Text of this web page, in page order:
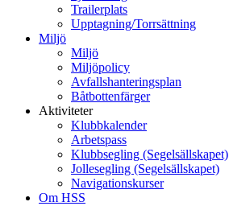
Trailerplats
Upptagning/Torrsättning
Miljö
Miljö
Miljöpolicy
Avfallshanteringsplan
Båtbottenfärger
Aktiviteter
Klubbkalender
Arbetspass
Klubbsegling (Segelsällskapet)
Jollesegling (Segelsällskapet)
Navigationskurser
Om HSS